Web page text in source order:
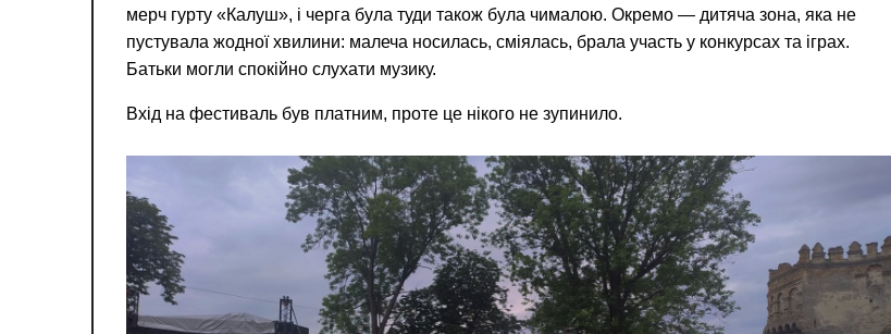
мерч гурту «Калуш», і черга була туди також була чималою. Окремо — дитяча зона, яка не
пустувала жодної хвилини: малеча носилась, сміялась, брала участь у конкурсах та іграх.
Батьки могли спокійно слухати музику.
Вхід на фестиваль був платним, проте це нікого не зупинило.